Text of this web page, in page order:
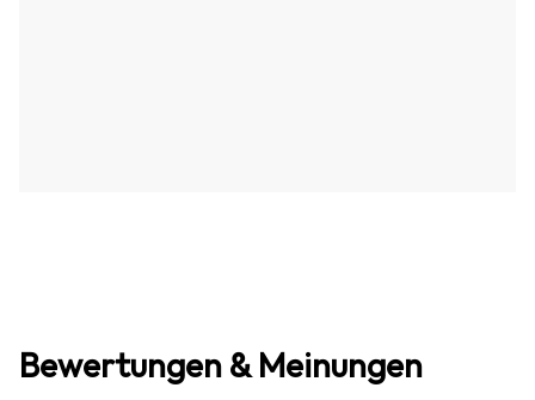
Bewertungen & Meinungen